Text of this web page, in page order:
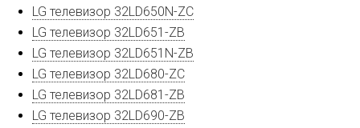
LG телевизор 32LD650N-ZC
LG телевизор 32LD651-ZB
LG телевизор 32LD651N-ZB
LG телевизор 32LD680-ZC
LG телевизор 32LD681-ZB
LG телевизор 32LD690-ZB